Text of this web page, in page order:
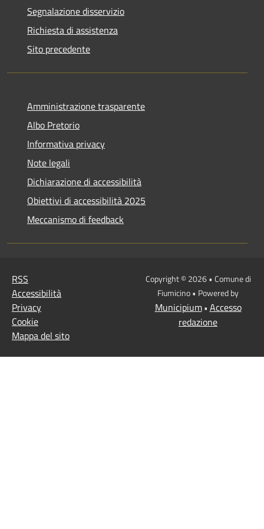
Segnalazione disservizio
Richiesta di assistenza
Sito precedente
Amministrazione trasparente
Albo Pretorio
Informativa privacy
Note legali
Dichiarazione di accessibilità
Obiettivi di accessibilità 2025
Meccanismo di feedback
RSS
Accessibilità
Privacy
Cookie
Mappa del sito
Copyright © 2026 • Comune di
Fiumicino • Powered by
Municipium• Accesso
redazione